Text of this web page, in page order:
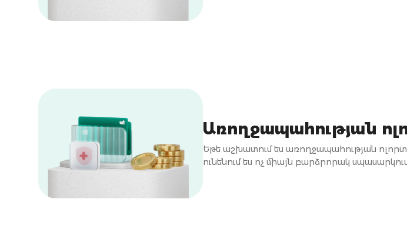
Առողջապահության
Եթե աշխատում ես առողջապահության
ունենում ես ոչ միայն բարձրորակ